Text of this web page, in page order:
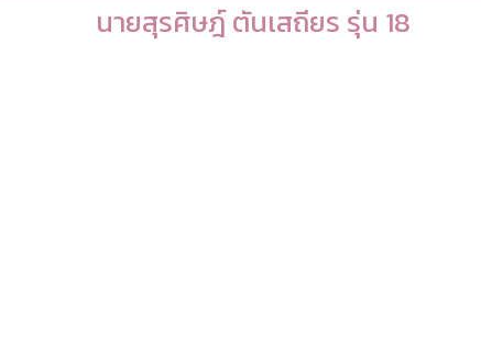
นายสุรศิษฎ์ ตันเสถียร รุ่น 18